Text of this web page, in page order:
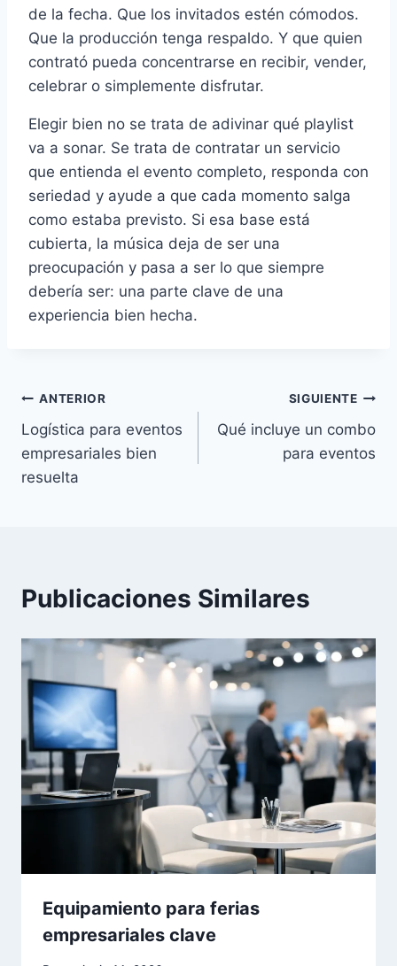
de la fecha. Que los invitados estén cómodos.
Que la producción tenga respaldo. Y que quien
contrató pueda concentrarse en recibir, vender,
celebrar o simplemente disfrutar.
Elegir bien no se trata de adivinar qué playlist
va a sonar. Se trata de contratar un servicio
que entienda el evento completo, responda con
seriedad y ayude a que cada momento salga
como estaba previsto. Si esa base está
cubierta, la música deja de ser una
preocupación y pasa a ser lo que siempre
debería ser: una parte clave de una
experiencia bien hecha.
Navegación
de
entradas
ANTERIOR
Logística para eventos
empresariales bien
resuelta
SIGUIENTE
Qué incluye un combo
para eventos
Publicaciones Similares
Equipamiento para ferias
empresariales clave